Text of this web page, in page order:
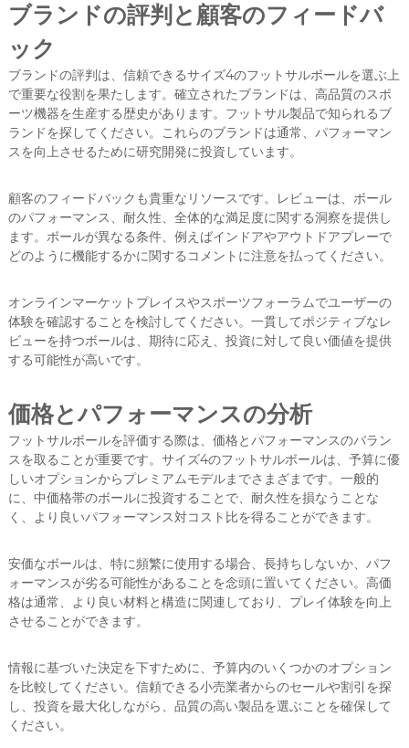
ブランドの評判と顧客のフィードバ
ック
ブランドの評判は、信頼できるサイズ4のフットサルボールを選ぶ上
で重要な役割を果たします。確立されたブランドは、高品質のスポ
ーツ機器を生産する歴史があります。フットサル製品で知られるブ
ランドを探してください。これらのブランドは通常、パフォーマン
スを向上させるために研究開発に投資しています。
顧客のフィードバックも貴重なリソースです。レビューは、ボール
のパフォーマンス、耐久性、全体的な満足度に関する洞察を提供し
ます。ボールが異なる条件、例えばインドアやアウトドアプレーで
どのように機能するかに関するコメントに注意を払ってください。
オンラインマーケットプレイスやスポーツフォーラムでユーザーの
体験を確認することを検討してください。一貫してポジティブなレ
ビューを持つボールは、期待に応え、投資に対して良い価値を提供
する可能性が高いです。
価格とパフォーマンスの分析
フットサルボールを評価する際は、価格とパフォーマンスのバラン
スを取ることが重要です。サイズ4のフットサルボールは、予算に優
しいオプションからプレミアムモデルまでさまざまです。一般的
に、中価格帯のボールに投資することで、耐久性を損なうことな
く、より良いパフォーマンス対コスト比を得ることができます。
安価なボールは、特に頻繁に使用する場合、長持ちしないか、パフ
ォーマンスが劣る可能性があることを念頭に置いてください。高価
格は通常、より良い材料と構造に関連しており、プレイ体験を向上
させることができます。
情報に基づいた決定を下すために、予算内のいくつかのオプション
を比較してください。信頼できる小売業者からのセールや割引を探
し、投資を最大化しながら、品質の高い製品を選ぶことを確保して
ください。